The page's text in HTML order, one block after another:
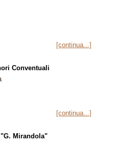
[continua...]
Conventuali
[continua...]
Mirandola"